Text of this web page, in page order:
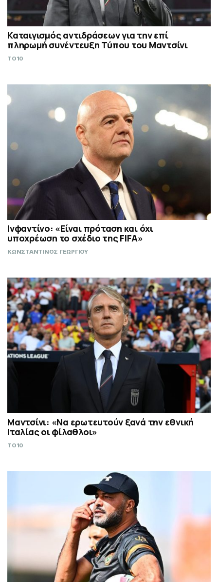
Καταιγισμός αντιδράσεων για την επί
πληρωμή συνέντευξη Τύπου του Μαντσίνι
TO10
Ινφαντίνο: «Είναι πρόταση και όχι
υποχρέωση το σχέδιο της FIFA»
ΚΩΝΣΤΑΝΤΙΝΟΣ ΓΕΩΡΓΙΟΥ
Μαντσίνι: «Να ερωτευτούν ξανά την εθνική
Ιταλίας οι φίλαθλοι»
TO10